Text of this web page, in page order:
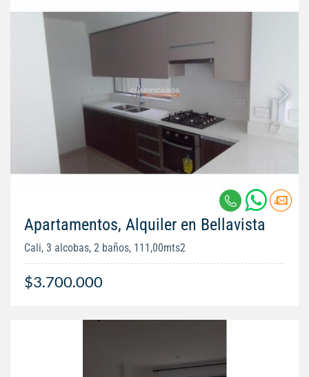
Apartamentos, Alquiler en Bellavista
Cali, 3 alcobas, 2 baños, 111,00mts2
$3.700.000